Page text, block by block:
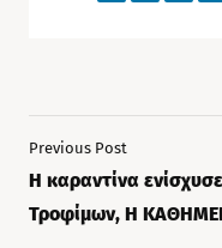
Previous Post
Η καραντίνα
Τροφίμων, Η